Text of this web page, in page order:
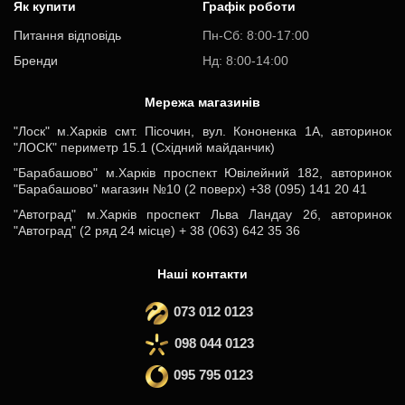
Як купити
Питання відповідь
Бренди
Графік роботи
Пн-Cб: 8:00-17:00
Нд: 8:00-14:00
Мережа магазинів
"Лоск" м.Харків смт. Пісочин, вул. Кононенка 1А, авторинок
"ЛОСК" периметр 15.1 (Східний майданчик)
"Барабашово" м.Харків проспект Ювілейний 182, авторинок
"Барабашово" магазин №10 (2 поверх) +38 (095) 141 20 41
"Автоград" м.Харків проспект Льва Ландау 2б, авторинок
"Автоград" (2 ряд 24 місце) + 38 (063) 642 35 36
Наші контакти
073 012 0123
098 044 0123
095 795 0123